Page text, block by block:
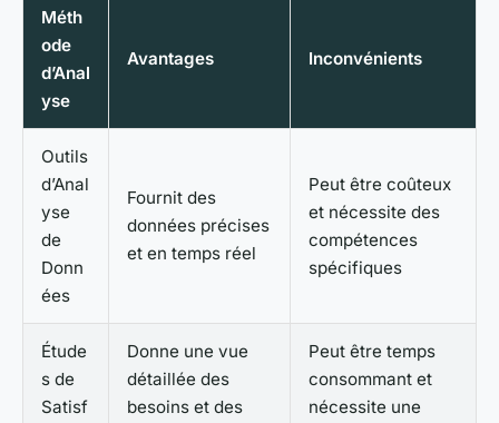
Méth
ode
d’Anal
yse
Avantages Inconvénients
Outils
d’Anal
yse
de
Donn
ées
Fournit des
données précises
et en temps réel
Peut être coûteux
et nécessite des
compétences
spécifiques
Étude
s de
Satisf
Donne une vue
détaillée des
besoins et des
Peut être temps
consommant et
nécessite une